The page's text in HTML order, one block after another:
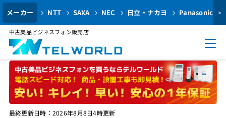
メーカー NTT SAXA NEC 日立・ナカヨ Panasonic >
中古美品ビジネスフォン販売店
最終更新日時：2026年8月8日4時更新